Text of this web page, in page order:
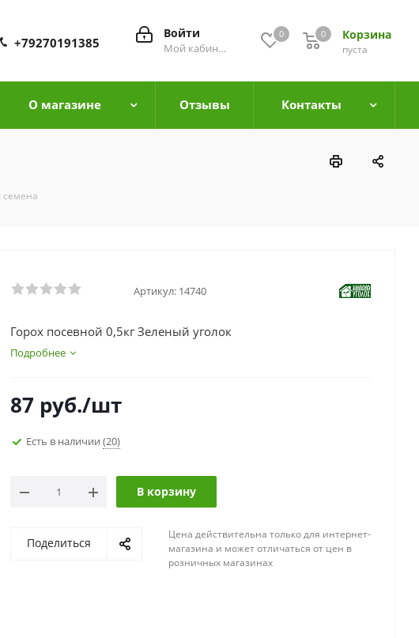
0 Корзина
0
пуста
0
Войти
Мой кабинет
+79270191385
О магазине Отзывы Контакты
семена
Артикул: 14740
Горох посевной 0,5кг Зеленый уголок
Подробнее
87 руб./шт
Есть в наличии (20)
В корзину
Поделиться
Цена действительна только для интернет-
магазина и может отличаться от цен в
розничных магазинах